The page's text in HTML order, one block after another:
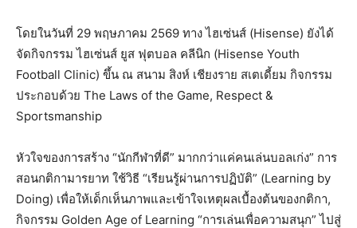
โดยในวันที่ 29 พฤษภาคม 2569 ทาง ไฮเซ่นส์ (Hisense) ยังได้
จัดกิจกรรม ไฮเซ่นส์ ยูส ฟุตบอล คลีนิก (Hisense Youth
Football Clinic) ขึ้น ณ สนาม สิงห์ เชียงราย สเตเดี้ยม กิจกรรม
ประกอบด้วย The Laws of the Game, Respect &
Sportsmanship
หัวใจของการสร้าง “นักกีฬาที่ดี” มากกว่าแค่คนเล่นบอลเก่ง” การ
สอนกติกามารยาท ใช้วิธี “เรียนรู้ผ่านการปฏิบัติ” (Learning by
Doing) เพื่อให้เด็กเห็นภาพและเข้าใจเหตุผลเบื้องต้นของกติกา,
กิจกรรม Golden Age of Learning “การเล่นเพื่อความสนุก” ไปสู่